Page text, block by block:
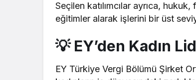
Seçilen katılımcılar ayrıca,
eğitimler alarak işlerini bir üst
💡 EY’den Kadın
EY Türkiye Vergi Bölümü Şirket